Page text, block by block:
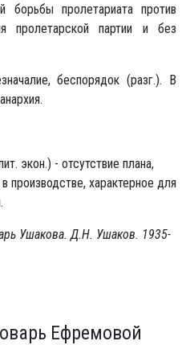
борьбы пролетариата против
пролетарской партии и без
беспорядок (разг.). В
экон.) - отсутствие плана,
производстве, характерное для
Ушакова. Д.Н. Ушаков. 1935-
Ефремовой